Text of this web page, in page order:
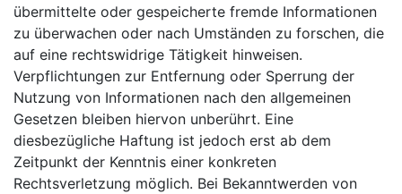
übermittelte oder gespeicherte fremde Informationen
zu überwachen oder nach Umständen zu forschen, die
auf eine rechtswidrige Tätigkeit hinweisen.
Verpflichtungen zur Entfernung oder Sperrung der
Nutzung von Informationen nach den allgemeinen
Gesetzen bleiben hiervon unberührt. Eine
diesbezügliche Haftung ist jedoch erst ab dem
Zeitpunkt der Kenntnis einer konkreten
Rechtsverletzung möglich. Bei Bekanntwerden von